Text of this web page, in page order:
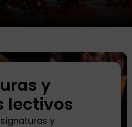
y
lectivos
y